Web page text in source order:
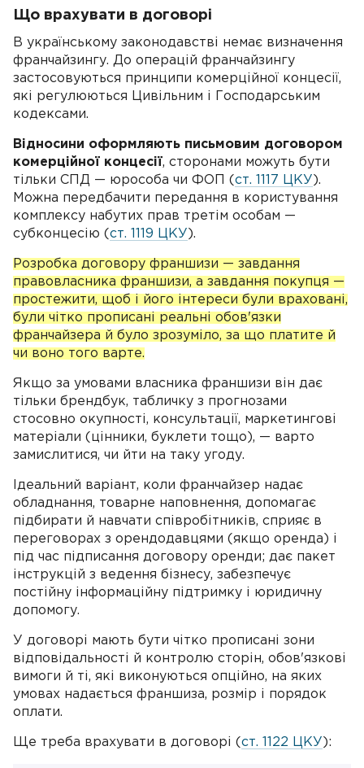
Що врахувати в договорі
В українському законодавстві немає визначення
франчайзингу. До операцій франчайзингу
застосовуються принципи комерційної концесії,
які регулюються Цивільним і Господарським
кодексами.
Відносини оформляють письмовим договором
комерційної концесії, сторонами можуть бути
тільки СПД — юрособа чи ФОП ( ст. 1117 ЦКУ ).
Можна передбачити передання в користування
комплексу набутих прав третім особам —
субконцесію ( ст. 1119 ЦКУ ).
Розробка договору франшизи — завдання
правовласника франшизи, а завдання покупця —
простежити, щоб і його інтереси були враховані,
були чітко прописані реальні обов'язки
франчайзера й було зрозуміло, за що платите й
чи воно того варте.
Якщо за умовами власника франшизи він дає
тільки брендбук, табличку з прогнозами
стосовно окупності, консультації, маркетингові
матеріали (цінники, буклети тощо), — варто
замислитися, чи йти на таку угоду.
Ідеальний варіант, коли франчайзер надає
обладнання, товарне наповнення, допомагає
підбирати й навчати співробітників, сприяє в
переговорах з орендодавцями (якщо оренда) і
під час підписання договору оренди; дає пакет
інструкцій з ведення бізнесу, забезпечує
постійну інформаційну підтримку і юридичну
допомогу.
У договорі мають бути чітко прописані зони
відповідальності й контролю сторін, обов'язкові
вимоги й ті, які виконуються опційно, на яких
умовах надається франшиза, розмір і порядок
оплати.
Ще треба врахувати в договорі ( ст. 1122 ЦКУ ):